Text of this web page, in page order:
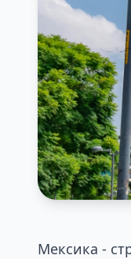
Мексика -